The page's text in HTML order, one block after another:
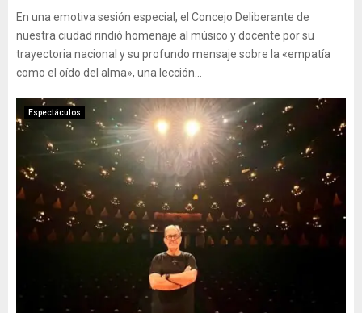
En una emotiva sesión especial, el Concejo Deliberante de
nuestra ciudad rindió homenaje al músico y docente por su
trayectoria nacional y su profundo mensaje sobre la «empatía
como el oído del alma», una lección...
Espectáculos